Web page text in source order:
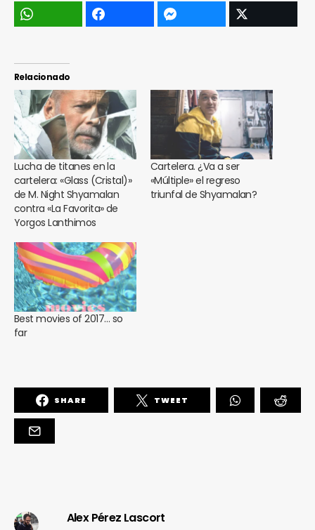
Relacionado
Lucha de titanes en la
cartelera: «Glass (Cristal)»
de M. Night Shyamalan
contra «La Favorita» de
Yorgos Lanthimos
Cartelera. ¿Va a ser
«Múltiple» el regreso
triunfal de Shyamalan?
Best movies of 2017… so
far
SHARE TWEET
Alex Pérez Lascort